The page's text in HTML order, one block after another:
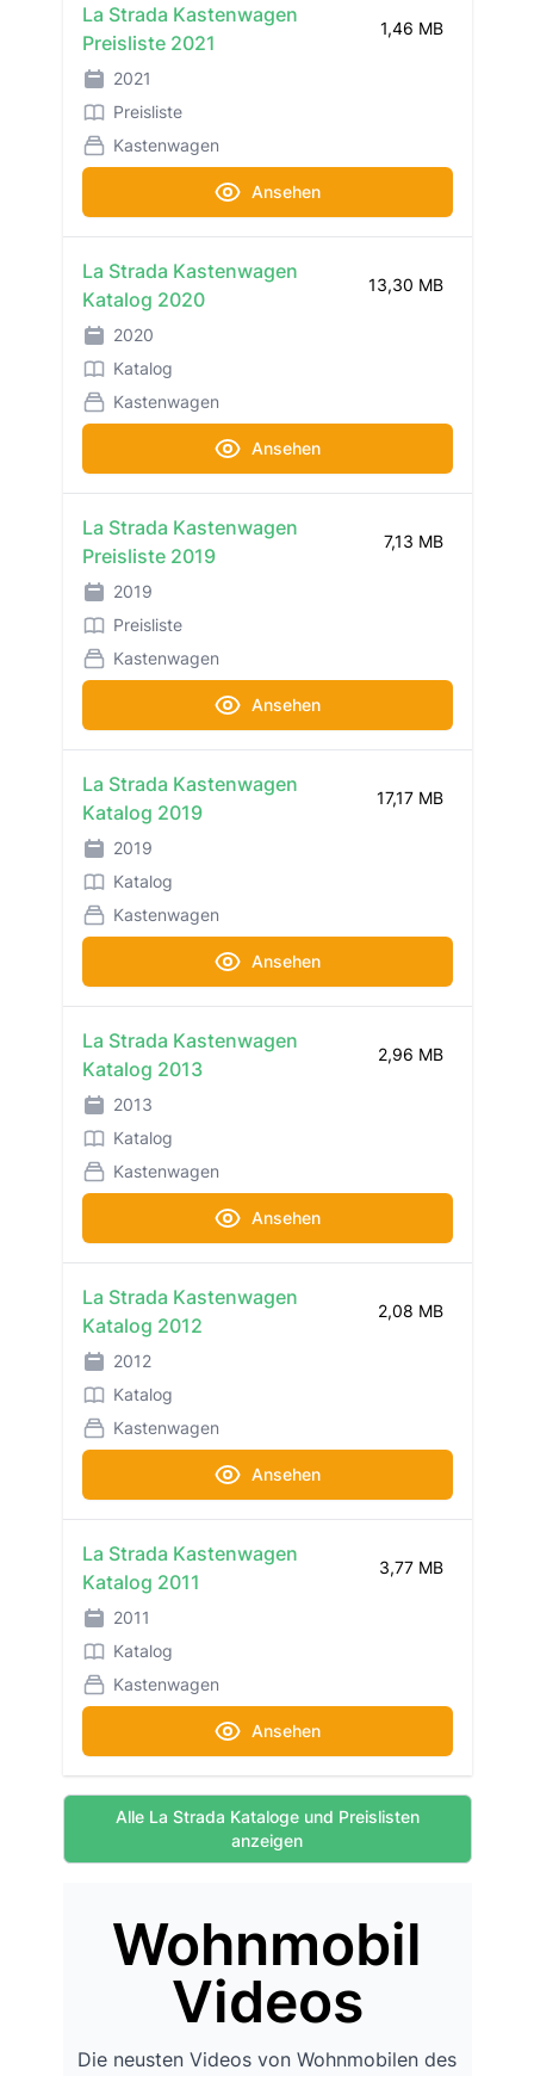
La Strada Kastenwagen
Preisliste 2021
1,46 MB
2021
Preisliste
Kastenwagen
Ansehen
La Strada Kastenwagen
Katalog 2020
13,30 MB
2020
Katalog
Kastenwagen
Ansehen
La Strada Kastenwagen
Preisliste 2019
7,13 MB
2019
Preisliste
Kastenwagen
Ansehen
La Strada Kastenwagen
Katalog 2019
17,17 MB
2019
Katalog
Kastenwagen
Ansehen
La Strada Kastenwagen
Katalog 2013
2,96 MB
2013
Katalog
Kastenwagen
Ansehen
La Strada Kastenwagen
Katalog 2012
2,08 MB
2012
Katalog
Kastenwagen
Ansehen
La Strada Kastenwagen
Katalog 2011
3,77 MB
2011
Katalog
Kastenwagen
Ansehen
Alle La Strada Kataloge und Preislisten
anzeigen
Wohnmobil
Videos
Die neusten Videos von Wohnmobilen des